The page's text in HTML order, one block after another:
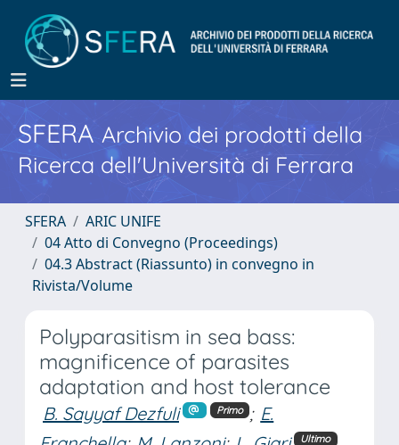
SFERA Archivio dei prodotti della
Ricerca dell'Università di Ferrara
SFERA
ARIC UNIFE
04 Atto di Convegno (Proceedings)
04.3 Abstract (Riassunto) in convegno in
Rivista/Volume
Polyparasitism in sea bass:
magnificence of parasites
adaptation and host tolerance
B. Sayyaf Dezfuli Primo ; E.
Ultimo